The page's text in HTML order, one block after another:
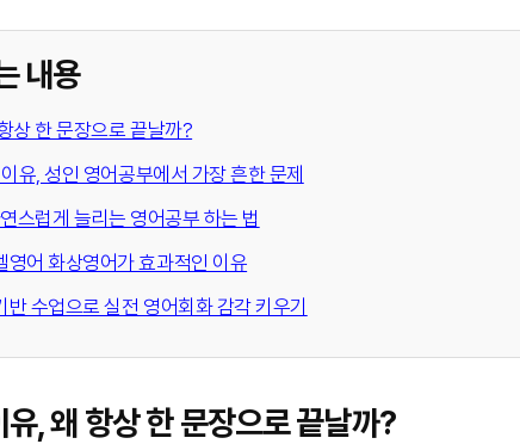
내용
상 한 문장으로 끝날까?
유, 성인 영어공부에서 가장 흔한 문제
스럽게 늘리는 영어공부 하는 법
어 화상영어가 효과적인 이유
수업으로 실전 영어회화 감각 키우기
유, 왜 항상 한 문장으로 끝날까?